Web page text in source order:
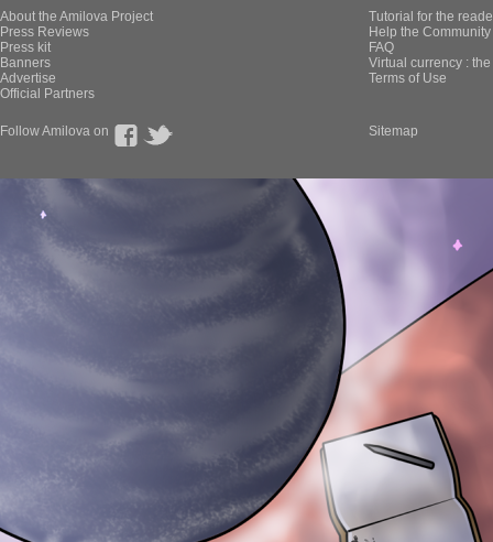
About the Amilova Project
Press Reviews
Press kit
Banners
Advertise
Official Partners
Tutorial for the
Help the
FAQ
Virtual currency :
Terms of Use
Follow Amilova on Sitemap